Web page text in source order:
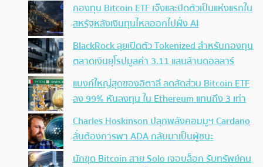
กองทุน Bitcoin ETF เจ๊งและปิดตัวเป็นแห่งแรกใน
สหรัฐหลังเงินทุนไหลออกไปฝั่ง AI
BlackRock ลุยเปิดตัว Tokenized สำหรับกองทุน
ตลาดเงินยุโรปมูลค่า 3.11 แสนล้านดอลลาร์
แบงก์ใหญ่สุดของอิตาลี ลดสัดส่วน Bitcoin ETF
ลง 99% หันลงทุน ใน Ethereum แทนถึง 3 เท่า
Charles Hoskinson ปลุกพลังคอมมูฯ Cardano
ลั่นต้องการพา ADA กลับมาเป็นผู้ชนะ
นักขุด Bitcoin สาย Solo เจอบล็อก รับทรัพย์คน